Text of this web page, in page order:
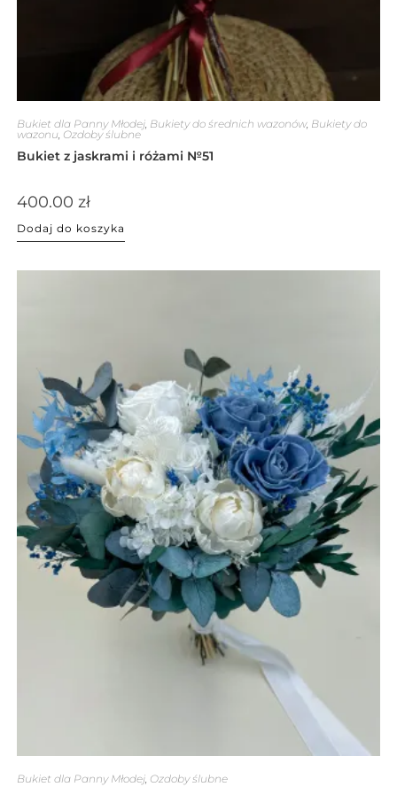
Bukiet dla Panny Młodej, Bukiety do średnich wazonów, Bukiety do
wazonu, Ozdoby ślubne
Bukiet z jaskrami i różami №51
400.00 zł
Dodaj do koszyka
Bukiet dla Panny Młodej, Ozdoby ślubne